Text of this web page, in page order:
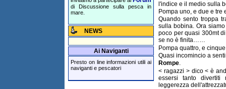
di Discussione sulla pesca in
mare.
NEWS
Ai Naviganti
Presto on line informazioni utili ai
naviganti e pescatori
l'indice e il medio sulla
Pompa uno, e due e
Quando sento troppa
sulla bobina. Ora
poco per quasi 300mt
se no è finita……
Pompa quattro, e
Quasi incomincio a
Rompe.
< ragazzi > dico < è
essersi tanto divertiti
leggerezza